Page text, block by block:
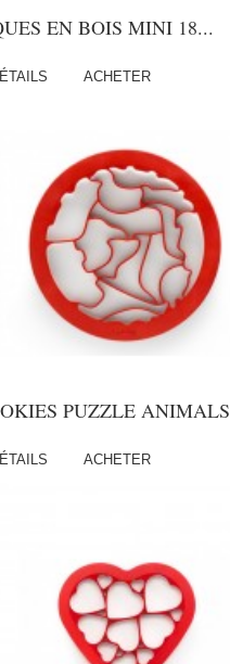
EN BOIS MINI 18...
ACHETER
PUZZLE ANIMALS
ACHETER